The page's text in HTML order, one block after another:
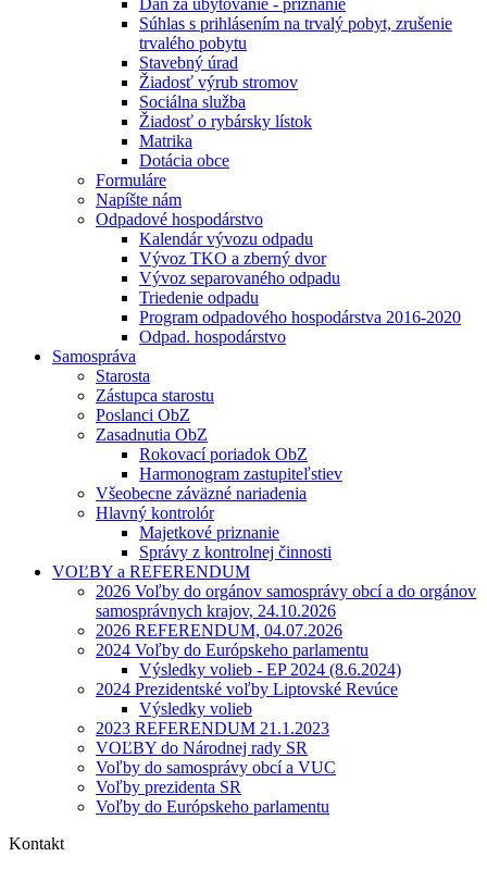
Daň za ubytovanie - priznanie
Súhlas s prihlásením na trvalý pobyt, zrušenie
trvalého pobytu
Stavebný úrad
Žiadosť výrub stromov
Sociálna služba
Žiadosť o rybársky lístok
Matrika
Dotácia obce
Formuláre
Napíšte nám
Odpadové hospodárstvo
Kalendár vývozu odpadu
Vývoz TKO a zberný dvor
Vývoz separovaného odpadu
Triedenie odpadu
Program odpadového hospodárstva 2016-2020
Odpad. hospodárstvo
Samospráva
Starosta
Zástupca starostu
Poslanci ObZ
Zasadnutia ObZ
Rokovací poriadok ObZ
Harmonogram zastupiteľstiev
Všeobecne záväzné nariadenia
Hlavný kontrolór
Majetkové priznanie
Správy z kontrolnej činnosti
VOĽBY a REFERENDUM
2026 Voľby do orgánov samosprávy obcí a do orgánov
samosprávnych krajov, 24.10.2026
2026 REFERENDUM, 04.07.2026
2024 Voľby do Európskeho parlamentu
Výsledky volieb - EP 2024 (8.6.2024)
2024 Prezidentské voľby Liptovské Revúce
Výsledky volieb
2023 REFERENDUM 21.1.2023
VOĽBY do Národnej rady SR
Voľby do samosprávy obcí a VUC
Voľby prezidenta SR
Voľby do Európskeho parlamentu
Kontakt